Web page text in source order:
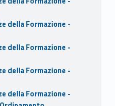
della Formazione -
della Formazione -
della Formazione -
della Formazione -